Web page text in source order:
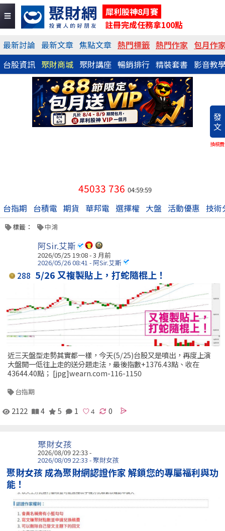
犀利股神8月賽
註冊完成任務拿100點
最新討論 最新文章 焦點文章 熱門標籤 熱門作家 包月作
台股資訊 聚財商城 聚財講座 暢銷排行 精裝套書 影音教
發
文
換稿費
45033 736 04:59:59
台指期 台積電 期貨 華邦電 選擇權 大盤 活動優惠 技術
標籤： 中鴻
阿Sir.艾斯
2026/05/25 19:08 - 3 月前
2026/05/26 08:41 - 阿Sir.艾斯
288 5/26 又複製貼上，打蛇隨棍上！
近三天盤型走勢其實都一樣，今天(5/25)台股又是噴出，再度上演
大盤開一低往上走的送分題走法，最後指數+1376.43點、收在
43644.40點； [jpg]wearn.com-116-1150
台指期
2122 4 5 1 0
聚財女孩
2026/08/09 22:33 -
2026/08/09 22:33 - 聚財女孩
聚財女孩 成為聚財網認證作家 解鎖您的專屬福利與功
能！